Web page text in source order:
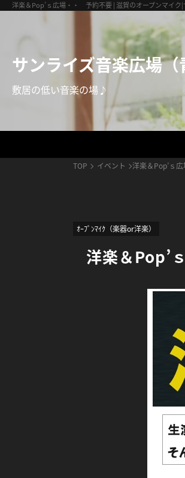
洋楽＆Pop’ｓ広場・・ 予約不要 | 滋賀のオープンマイク
サンライズ音楽広場
敷居の低い音楽の場♪
TOP イベント 洋楽＆Pop’ｓ
ｵｰﾌﾟﾝﾏｲｸ（楽器or洋楽）
洋楽＆Pop’